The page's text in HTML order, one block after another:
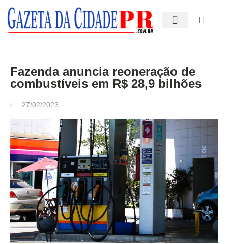
Fazenda anuncia reoneração de
combustíveis em R$ 28,9 bilhões
27/02/2023